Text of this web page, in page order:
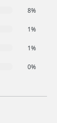
8%
1%
1%
0%